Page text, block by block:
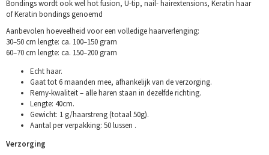
Bondings wordt ook wel hot fusion, U-tip, nail- hairextensions, Keratin haar
of Keratin bondings genoemd
Aanbevolen hoeveelheid voor een volledige haarverlenging:
30–50 cm lengte: ca. 100–150 gram
60–70 cm lengte: ca. 150–200 gram
Echt haar.
Gaat tot 6 maanden mee, afhankelijk van de verzorging.
Remy-kwaliteit – alle haren staan in dezelfde richting.
Lengte: 40cm.
Gewicht: 1 g/haarstreng (totaal 50g).
Aantal per verpakking: 50 lussen .
Verzorging